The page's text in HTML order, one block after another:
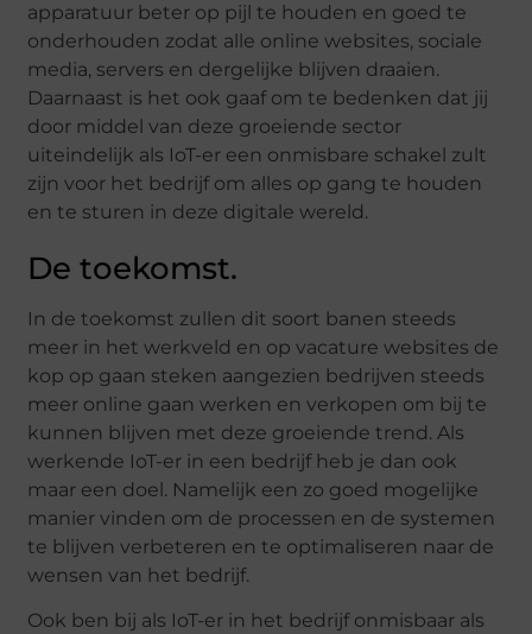
apparatuur beter op pijl te houden en goed te
onderhouden zodat alle online websites, sociale
media, servers en dergelijke blijven draaien.
Daarnaast is het ook gaaf om te bedenken dat jij
door middel van deze groeiende sector
uiteindelijk als IoT-er een onmisbare schakel zult
zijn voor het bedrijf om alles op gang te houden
en te sturen in deze digitale wereld.
De toekomst.
In de toekomst zullen dit soort banen steeds
meer in het werkveld en op vacature websites de
kop op gaan steken aangezien bedrijven steeds
meer online gaan werken en verkopen om bij te
kunnen blijven met deze groeiende trend. Als
werkende IoT-er in een bedrijf heb je dan ook
maar een doel. Namelijk een zo goed mogelijke
manier vinden om de processen en de systemen
te blijven verbeteren en te optimaliseren naar de
wensen van het bedrijf.
Ook ben bij als IoT-er in het bedrijf onmisbaar als